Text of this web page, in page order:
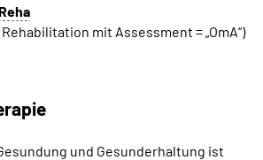
Reha
mit Assessment = „OmA“)
und Gesunderhaltung ist